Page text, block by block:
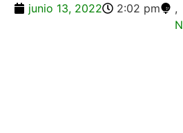
junio 13, 2022 2:02 pm
,